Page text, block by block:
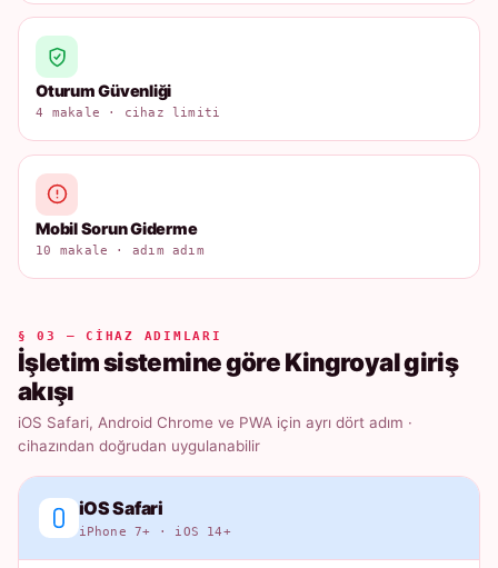
Oturum Güvenliği
4 makale · cihaz limiti
Mobil Sorun Giderme
10 makale · adım adım
§ 03 — CIHAZ ADIMLARI
İşletim sistemine göre Kingroyal giriş
akışı
iOS Safari, Android Chrome ve PWA için ayrı dört adım ·
cihazından doğrudan uygulanabilir
iOS Safari
iPhone 7+ · iOS 14+